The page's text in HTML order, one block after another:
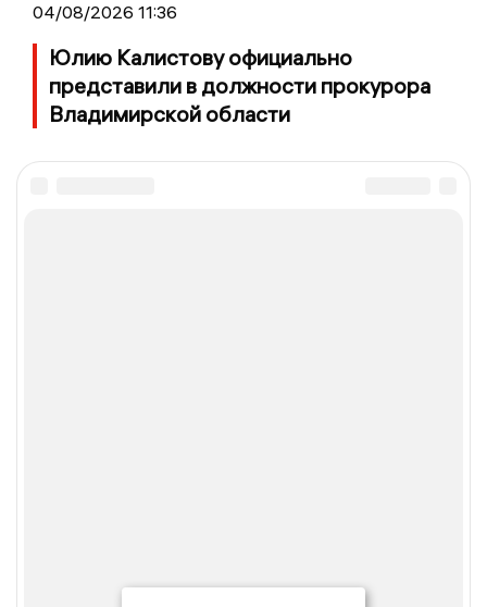
04/08/2026 11:36
Юлию Калистову официально
представили в должности прокурора
Владимирской области